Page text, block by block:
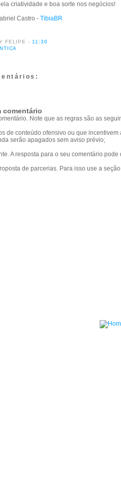
criatividade e boa sorte nos negócios!
Castro - TibiaBR
FELIPE- 11:30
comentário
Note que as regras são as
de conteúdo ofensivo ou que
serão apagados sem aviso prévio;
A resposta para o seu comentário
de parcerias. Para isso use a